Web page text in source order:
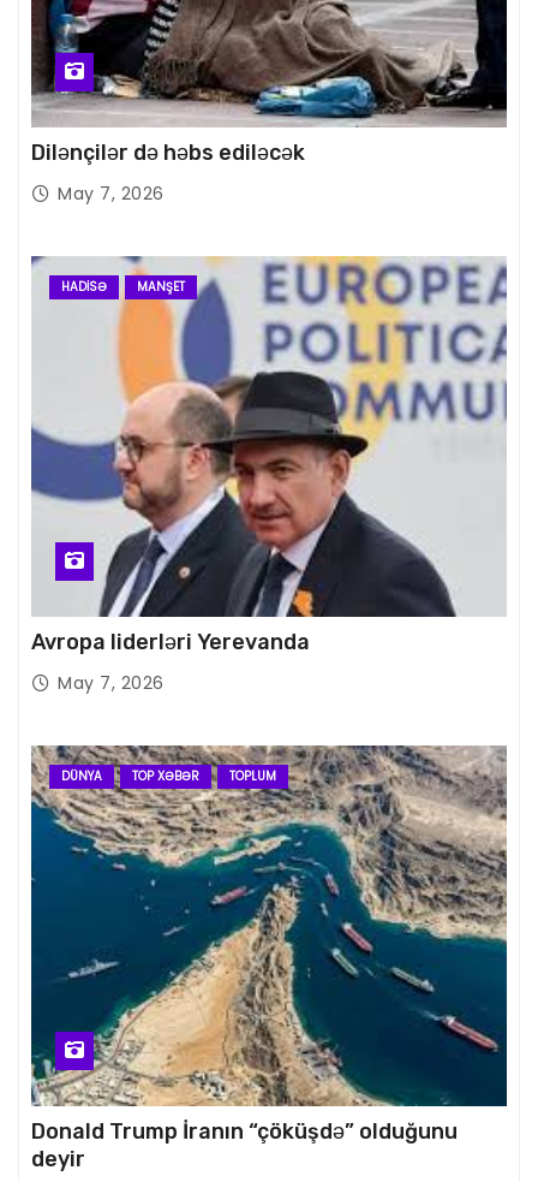
Dilənçilər də həbs ediləcək
May 7, 2026
HADISƏ MANŞET
Avropa liderləri Yerevanda
May 7, 2026
DÜNYA TOP XƏBƏR TOPLUM
Donald Trump İranın “çöküşdə” olduğunu
deyir